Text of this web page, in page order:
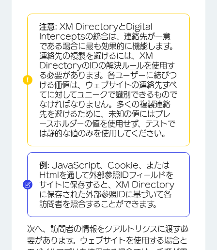
注意: XM DirectoryとDigital
Interceptsの統合は、連絡先が一意
である場合に最も効果的に機能します。
連絡先の複製を避けるには、XM
Directoryの IDの解決ルールを使用す
る必要があります。各ユーザーに結びつ
ける価値は、ウェブサイトの連絡先すべ
てに対してユニークで識別できるもので
なければなりません。多くの複製連絡
先を避けるために、未知の値にはプレ
ースホルダーの値を使用せず、テストで
は静的な値のみを使用してください。
例: JavaScript、Cookie、または
Htmlを通して外部参照IDフィールドを
サイトに保存すると、XM Directory
に保存された外部参照IDに基づいて各
訪問者を照合することができます。
次へ、訪問者の情報をクアルトリクスに渡す必
要があります。ウェブサイトを使用する場合と